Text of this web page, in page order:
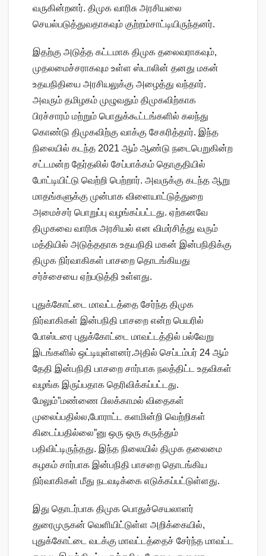
வருகின்றனர். திமுக வாரிசு அரசியலை
செயல்படுத்துவதாகவும் குற்றம்சாட்டியிருந்தனர்.
இதற்கு அடுத்த கட்டமாக திமுக தலைவராகவும்,
முதலமைச்சராகவும உள்ள ஸ்டாலின் தனது மகன்
உதயநிதியை அரசியலுக்கு அழைத்து வந்தார்.
அவரும் தமிழகம் முழுவதும் திமுகவிற்காக
பிரச்சாரம் மற்றும் பொதுக்கூட்டங்களில் கலந்து
கொண்டு திமுகவிற்கு வாக்கு சேகரித்தார். இந்த
நிலையில் கடந்த 2021 ஆம் ஆண்டு நடைபெறுகின்ற
சட்டமன்ற தேர்தலில் சேப்பாக்கம் தொகுதியில்
போட்டியிட்டு வெற்றி பெற்றார். அவருக்கு கடந்த ஆறு
மாதங்களுக்கு முன்பாக விளையாட்டுத்துறை
அமைச்சர் பொறுப்பு வழங்கப்பட்டது. ஏற்கனவே
திமுகவை வாரிசு அரசியல் என விமர்சித்து வரும்
மத்தியில் அடுத்ததாக உதயநிதி மகன் இன்பநிதிக்கு
திமுக நிர்வாகிகள் பாசறை தொடங்கியது
சர்ச்சையை ஏற்படுத்தி உள்ளது.
புதுக்கோட்டை மாவட்டத்தை சேர்ந்த திமுக
நிர்வாகிகள் இன்பநிதி பாசறை என்ற பெயரில்
போஸ்டரை புதுக்கோட்டை மாவட்டத்தில் பல்வேறு
இடங்களில் ஒட்டியுள்ளனர்.அதில் செப்டம்பர் 24 ஆம்
தேதி இன்பநிதி பாசறை சார்பாக நலத்திட்ட உதவிகள்
வழங்க இருப்பதாக தெரிவிக்கப்பட்டது.
மேலும்”மண்ணை பிலக்காமல் விதைகள்
முலைப்பதில்ல,போராட்ட களமின்றி வெற்றிகள்
கிடைப்பதில்லை”னு ஒரு ஒரு கருத்தும்
பதிவிட்டிருந்தது. இந்த நிலையில் திமுக தலைமை
கழகம் சார்பாக இன்பநிதி பாசறை தொடங்கிய
நிர்வாகிகள் மீது நடவடிக்கை எடுக்கப்பட்டுள்ளது.
இது தொடர்பாக திமுக பொதுச்செயலாளர்
துரைமுருகன் வெளியிட்டுள்ள அறிக்கையில்,
புதுக்கோட்டை வடக்கு மாவட்டத்தைச் சேர்ந்த மாவட்ட